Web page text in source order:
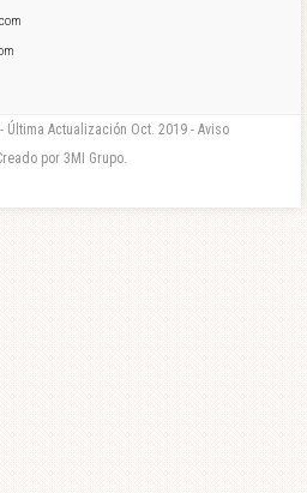
Última Actualización Oct. 2019 - Aviso
por 3MI Grupo.